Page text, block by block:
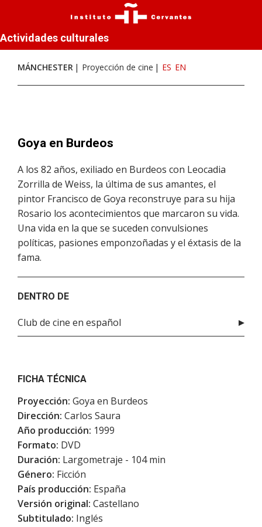
Actividades culturales
MÁNCHESTER Proyección de cine ES EN
Goya en Burdeos
A los 82 años, exiliado en Burdeos con Leocadia
Zorrilla de Weiss, la última de sus amantes, el
pintor Francisco de Goya reconstruye para su hija
Rosario los acontecimientos que marcaron su vida.
Una vida en la que se suceden convulsiones
políticas, pasiones emponzoñadas y el éxtasis de la
fama.
DENTRO DE
Club de cine en español
FICHA TÉCNICA
Proyección: Goya en Burdeos
Dirección: Carlos Saura
Año producción: 1999
Formato: DVD
Duración: Largometraje - 104 min
Género: Ficción
País producción: España
Versión original: Castellano
Subtitulado: Inglés